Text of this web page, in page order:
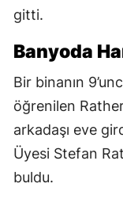
gitti.
Banyoda
Bir binanın
öğrenilen
arkadaşı eve
Üyesi Stefan
buldu.